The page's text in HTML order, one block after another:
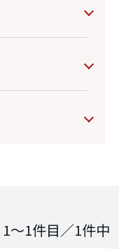
1～1件目／1件中